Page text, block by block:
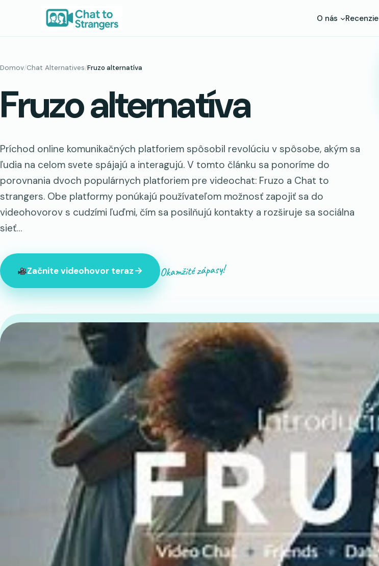
O nás Recenzie
Domov/Chat Alternatives/Fruzo alternatíva
Fruzo alternatíva
Príchod online komunikačných platforiem spôsobil revolúciu v spôsobe, akým sa
ľudia na celom svete spájajú a interagujú. V tomto článku sa ponoríme do
porovnania dvoch populárnych platforiem pre videochat: Fruzo a Chat to
strangers. Obe platformy ponúkajú používateľom možnosť zapojiť sa do
videohovorov s cudzími ľuďmi, čím sa posilňujú kontakty a rozširuje sa sociálna
sieť…
Začnite videohovor teraz Okamžité zápasy!